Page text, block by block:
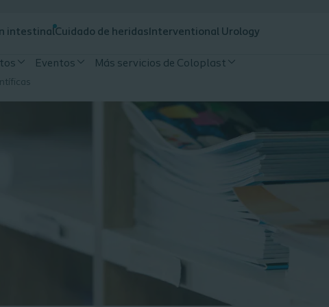
intestinalCuidado de heridas Interventional Urology
Eventos Más servicios de Coloplast